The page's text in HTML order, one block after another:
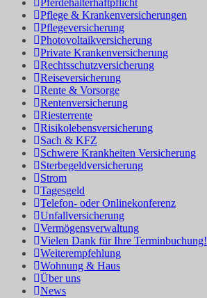
Pferdehalterhaftpflicht
Pflege & Krankenversicherungen
Pflegeversicherung
Photovoltaikversicherung
Private Krankenversicherung
Rechtsschutzversicherung
Reiseversicherung
Rente & Vorsorge
Rentenversicherung
Riesterrente
Risikolebensversicherung
Sach & KFZ
Schwere Krankheiten Versicherung
Sterbegeldversicherung
Strom
Tagesgeld
Telefon- oder Onlinekonferenz
Unfallversicherung
Vermögensverwaltung
Vielen Dank für Ihre Terminbuchung!
Weiterempfehlung
Wohnung & Haus
Über uns
News